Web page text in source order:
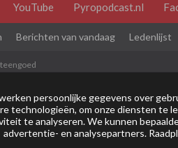
YouTube Pyropodcast.nl
Berichten van vandaag Ledenlijst
Als dit je eerste bezoek is bekijk
je je eerst registeren. Om
persoonlijke gegevens over
technologieën, om onze diensten te
te analyseren. We kunnen
advertentie- en analysepartners.